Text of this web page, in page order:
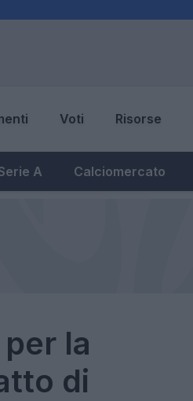
Voti Risorse
A Calciomercato
la
di